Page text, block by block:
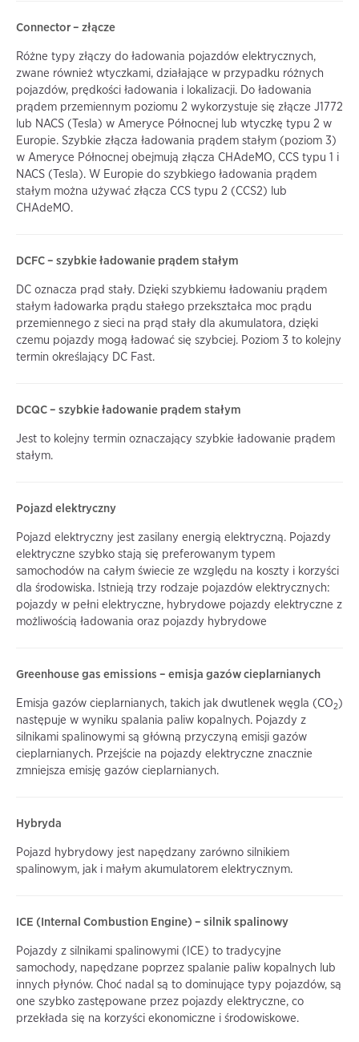
Connector – złącze
Różne typy złączy do ładowania pojazdów elektrycznych,
zwane również wtyczkami, działające w przypadku różnych
pojazdów, prędkości ładowania i lokalizacji. Do ładowania
prądem przemiennym poziomu 2 wykorzystuje się złącze J1772
lub NACS (Tesla) w Ameryce Północnej lub wtyczkę typu 2 w
Europie. Szybkie złącza ładowania prądem stałym (poziom 3)
w Ameryce Północnej obejmują złącza CHAdeMO, CCS typu 1 i
NACS (Tesla). W Europie do szybkiego ładowania prądem
stałym można używać złącza CCS typu 2 (CCS2) lub
CHAdeMO.
DCFC – szybkie ładowanie prądem stałym
DC oznacza prąd stały. Dzięki szybkiemu ładowaniu prądem
stałym ładowarka prądu stałego przekształca moc prądu
przemiennego z sieci na prąd stały dla akumulatora, dzięki
czemu pojazdy mogą ładować się szybciej. Poziom 3 to kolejny
termin określający DC Fast.
DCQC – szybkie ładowanie prądem stałym
Jest to kolejny termin oznaczający szybkie ładowanie prądem
stałym.
Pojazd elektryczny
Pojazd elektryczny jest zasilany energią elektryczną. Pojazdy
elektryczne szybko stają się preferowanym typem
samochodów na całym świecie ze względu na koszty i korzyści
dla środowiska. Istnieją trzy rodzaje pojazdów elektrycznych:
pojazdy w pełni elektryczne, hybrydowe pojazdy elektryczne z
możliwością ładowania oraz pojazdy hybrydowe
Greenhouse gas emissions – emisja gazów cieplarnianych
Emisja gazów cieplarnianych, takich jak dwutlenek węgla (CO2)
następuje w wyniku spalania paliw kopalnych. Pojazdy z
silnikami spalinowymi są główną przyczyną emisji gazów
cieplarnianych. Przejście na pojazdy elektryczne znacznie
zmniejsza emisję gazów cieplarnianych.
Hybryda
Pojazd hybrydowy jest napędzany zarówno silnikiem
spalinowym, jak i małym akumulatorem elektrycznym.
ICE (Internal Combustion Engine) – silnik spalinowy
Pojazdy z silnikami spalinowymi (ICE) to tradycyjne
samochody, napędzane poprzez spalanie paliw kopalnych lub
innych płynów. Choć nadal są to dominujące typy pojazdów, są
one szybko zastępowane przez pojazdy elektryczne, co
przekłada się na korzyści ekonomiczne i środowiskowe.